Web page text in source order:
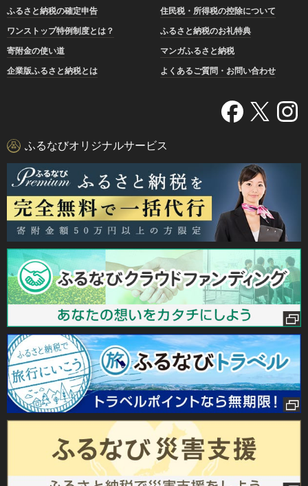
ふるさと納税の確定申告
住民税・所得税の控除について
ワンストップ特例制度とは？
ふるさと納税のお礼特典
寄附金の使い道
マンガふるさと納税
企業版ふるさと納税とは
よくあるご質問・お問い合わせ
ふるなびオリジナルサービス